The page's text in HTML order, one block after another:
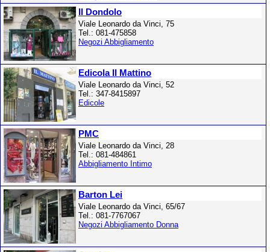
Il Dondolo
Viale Leonardo da Vinci, 75
Tel.: 081-475858
Negozi Abbigliamento
Edicola Il Mattino
Viale Leonardo da Vinci, 52
Tel.: 347-8415897
Edicole
PMC
Viale Leonardo da Vinci, 28
Tel.: 081-484861
Abbigliamento Intimo
Barton Lei
Viale Leonardo da Vinci, 65/67
Tel.: 081-7767067
Negozi Abbigliamento Donna